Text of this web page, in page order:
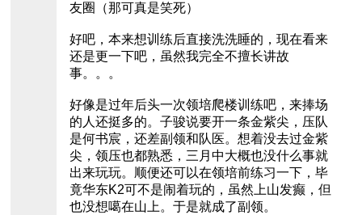
友圈（那可真是笑死）
好吧，本来想训练后直接洗洗睡的，现在看来
还是更一下吧，虽然我完全不擅长讲故
事。。。
好像是过年后头一次领培爬楼训练吧，来捧场
的人还挺多的。子骏说要开一条金紫尖，压队
是何书宸，还差副领和队医。想着没去过金紫
尖，领压也都熟悉，三月中大概也没什么事就
出来玩玩。顺便还可以在领培前练习一下，毕
竟华东K2可不是闹着玩的，虽然上山发癫，但
也没想噶在山上。于是就成了副领。